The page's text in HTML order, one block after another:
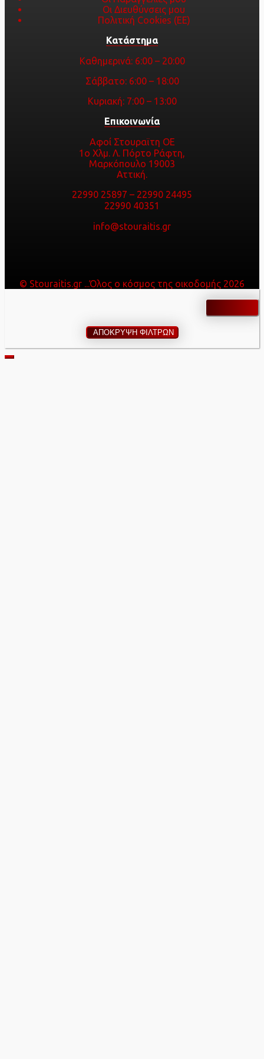
Οι Διευθύνσεις μου
Πολιτική Cookies (ΕΕ)
Κατάστημα
Καθημερινά: 6:00 – 20:00
Σάββατο: 6:00 – 18:00
Κυριακή: 7:00 – 13:00
Επικοινωνία
Αφοί Στουραϊτη ΟΕ
1ο Χλμ. Λ. Πόρτο Ράφτη,
Μαρκόπουλο 19003
Αττική.
22990 25897 – 22990 24495
22990 40351
info@stouraitis.gr
© Stouraitis.gr ...Όλος ο κόσμος της οικοδομής 2026
ΑΠΟΚΡΥΨΗ ΦΙΛΤΡΩΝ